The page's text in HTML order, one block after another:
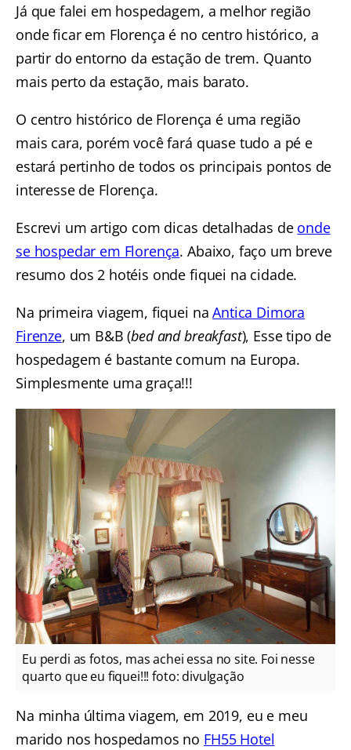
Já que falei em hospedagem, a melhor região
onde ficar em Florença é no centro histórico, a
partir do entorno da estação de trem. Quanto
mais perto da estação, mais barato.
O centro histórico de Florença é uma região
mais cara, porém você fará quase tudo a pé e
estará pertinho de todos os principais pontos de
interesse de Florença.
Escrevi um artigo com dicas detalhadas de onde
se hospedar em Florença. Abaixo, faço um breve
resumo dos 2 hotéis onde fiquei na cidade.
Na primeira viagem, fiquei naAntica Dimora
Firenze, um B&B (bed and breakfast), Esse tipo de
hospedagem é bastante comum na Europa.
Simplesmente uma graça!!!
Eu perdi as fotos, mas achei essa no site. Foi nesse
quarto que eu fiquei!!! foto: divulgação
Na minha última viagem, em 2019, eu e meu
marido nos hospedamos no FH55 Hotel